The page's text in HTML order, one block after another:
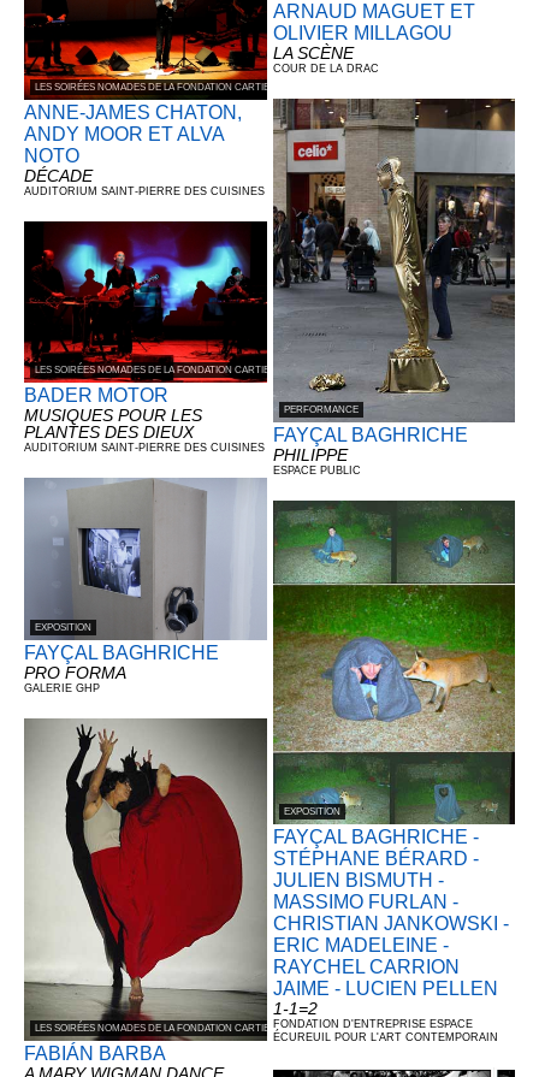
LES SOIRÉES NOMADES DE LA FONDATION CARTIER POUR L’ART CONTEMPORAIN
ANNE-JAMES CHATON,
ANDY MOOR ET ALVA
NOTO
DÉCADE
AUDITORIUM SAINT-PIERRE DES CUISINES
LES SOIRÉES NOMADES DE LA FONDATION CARTIER POUR L’ART CONTEMPORAIN
BADER MOTOR
MUSIQUES POUR LES
PLANTES DES DIEUX
AUDITORIUM SAINT-PIERRE DES CUISINES
EXPOSITION
FAYÇAL BAGHRICHE
PRO FORMA
GALERIE GHP
LES SOIRÉES NOMADES DE LA FONDATION CARTIER POUR L’ART CONTEMPORAIN
FABIÁN BARBA
ARNAUD MAGUET ET
OLIVIER MILLAGOU
LA SCÈNE
COUR DE LA DRAC
PERFORMANCE
FAYÇAL BAGHRICHE
PHILIPPE
ESPACE PUBLIC
EXPOSITION
FAYÇAL BAGHRICHE -
STÉPHANE BÉRARD -
JULIEN BISMUTH -
MASSIMO FURLAN -
CHRISTIAN JANKOWSKI -
ERIC MADELEINE -
RAYCHEL CARRION
JAIME - LUCIEN PELLEN
1-1=2
FONDATION D'ENTREPRISE ESPACE
ÉCUREUIL POUR L'ART CONTEMPORAIN